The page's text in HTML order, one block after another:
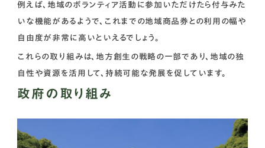
例えば、地域のボランティア活動に参加いただけたら付与みた
いな機能があるようで、これまでの地域商品券との利用の幅や
自由度が非常に高いといえるでしょう。
これらの取り組みは、地方創生の戦略の一部であり、地域の独
自性や資源を活用して、持続可能な発展を促しています。
政府の取り組み